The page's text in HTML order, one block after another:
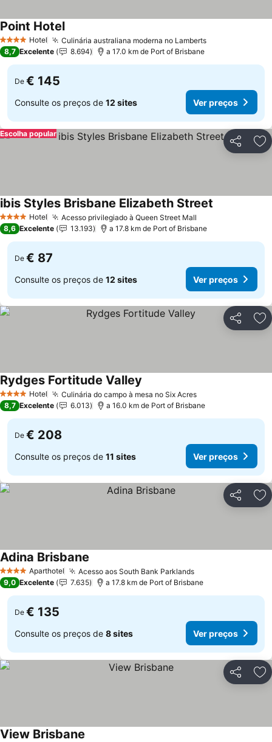
4 EstrelasHotel Culinária australiana moderna no Lamberts
Point Hotel
8,7 Excelente 8.694 a 17.0 km de Port of Brisbane
De € 145
Consulte os preços de 12 sites Ver preços
Partilhar
Escolha popular
4 EstrelasHotel Acesso privilegiado à Queen Street Mall
ibis Styles Brisbane Elizabeth Street
8,6 Excelente 13.193 a 17.8 km de Port of Brisbane
De € 87
Consulte os preços de 12 sites Ver preços
Partilhar
4 EstrelasHotel Culinária do campo à mesa no Six Acres
Rydges Fortitude Valley
8,7 Excelente 6.013 a 16.0 km de Port of Brisbane
De € 208
Consulte os preços de 11 sites Ver preços
Partilhar
4 EstrelasAparthotel Acesso aos South Bank Parklands
Adina Brisbane
9,0 Excelente 7.635 a 17.8 km de Port of Brisbane
De € 135
Consulte os preços de 8 sites Ver preços
Partilhar
View Brisbane